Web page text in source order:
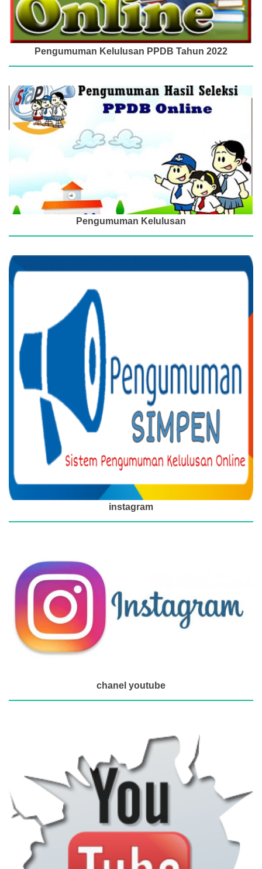
Pengumuman Kelulusan PPDB Tahun 2022
Pengumuman Kelulusan
instagram
chanel youtube